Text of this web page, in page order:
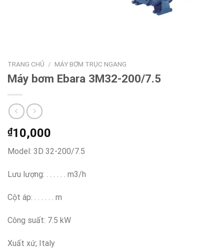
TRANG CHỦ / MÁY BƠM TRỤC NGANG
Máy bơm Ebara 3M32-200/7.5
₫10,000
Model: 3D 32-200/7.5
Lưu lượng: . . . . . . m3/h
Cột áp: . . . . . . m
Công suất: 7.5 kW
Xuất xứ; Italy